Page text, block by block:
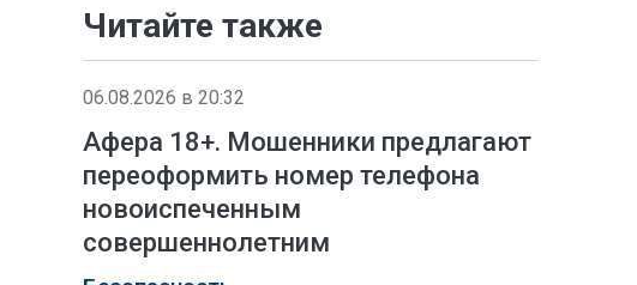
Читайте также
06.08.2026 в 20:32
Афера 18+. Мошенники предлагают
переоформить номер телефона
новоиспеченным
совершеннолетним